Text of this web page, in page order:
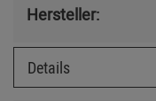
Hersteller:
Details